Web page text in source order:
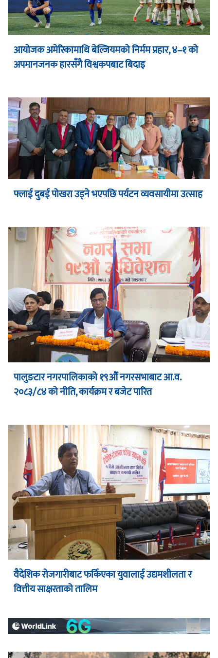
आयोजक अमेरिकामाथि बेल्जियमको निर्मम प्रहार, ४–१ को
अपमानजनक हारसँगै विश्वकपबाट बिदाइ
फ्लाई दुबई पोखरा उड्ने भएपछि पर्यटन व्यवसायीमा उत्साह
पालुङटार नगरपालिकाको १९औं नगरसभाबाट आ.व.
२०८३/८४ को नीति, कार्यक्रम र बजेट पारित
वैदेशिक रोजगारीबाट फर्किएका युवालाई उद्यमशीलता र
वित्तीय साक्षरताको तालिम